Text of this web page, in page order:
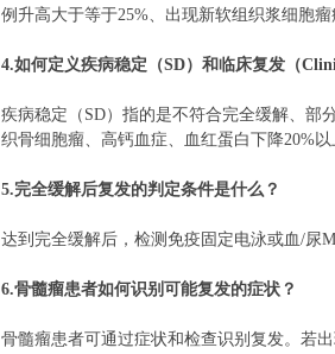
例升高大于等于25%、出现新软组织浆细胞
4.如何定义疾病稳定（SD）和临床复发（
疾病稳定（SD）指的是不符合完全缓解、部
织骨细胞瘤、高钙血症、血红蛋白下降20%
5.完全缓解后复发的判定条件是什么？
达到完全缓解后，检测免疫固定电泳或血/尿
6.骨髓瘤患者如何识别可能复发的症状？
骨髓瘤患者可通过症状和检查识别复发。若